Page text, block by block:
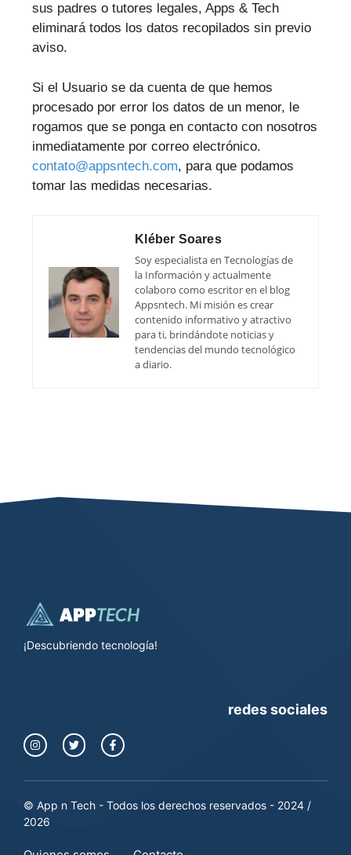
sus padres o tutores legales, Apps & Tech
eliminará todos los datos recopilados sin previo
aviso.
Si el Usuario se da cuenta de que hemos
procesado por error los datos de un menor, le
rogamos que se ponga en contacto con nosotros
inmediatamente por correo electrónico.
contato@appsntech.com, para que podamos
tomar las medidas necesarias.
Kléber Soares
Soy especialista en Tecnologías de
la Información y actualmente
colaboro como escritor en el blog
Appsntech. Mi misión es crear
contenido informativo y atractivo
para ti, brindándote noticias y
tendencias del mundo tecnológico
a diario.
¡Descubriendo tecnología!
redes sociales
© App n Tech - Todos los derechos reservados - 2024 /
2026